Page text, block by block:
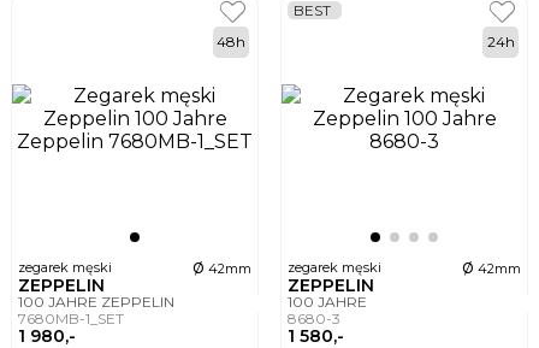
zegarek męski ø 42mm
ZEPPELIN
100 JAHRE ZEPPELIN
7680MB-1_SET
1 980,-
48h
zegarek męski ø 42mm
ZEPPELIN
100 JAHRE
8680-3
1 580,-
BEST
24h